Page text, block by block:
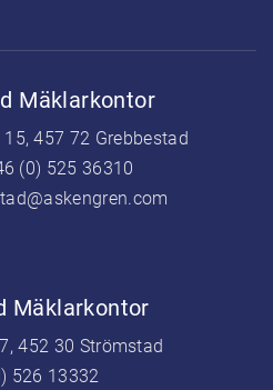
Mäklarkontor
457 72 Grebbestad
(0) 525 36310
Mäklarkontor
452 30 Strömstad
526 13332